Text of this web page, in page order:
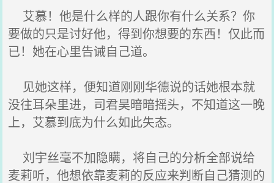
艾慕！他是什么样的人跟你有什么关系？你
要做的只是讨好他，得到你想要的东西！仅此而
已！她在心里告诫自己道。
见她这样，便知道刚刚华德说的话她根本就
没往耳朵里进，司君昊暗暗摇头，不知道这一晚
上，艾慕到底为什么如此失态。
刘宇丝毫不加隐瞒，将自己的分析全部说给
麦莉听，他想依靠麦莉的反应来判断自己猜测的